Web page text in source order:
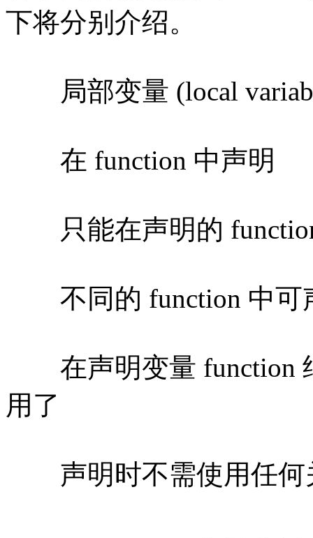
下将分别介绍。
局部变量 (local
在 function 中声明
只能在声明的 function
不同的 function 中可
在声明变量 function
用了
声明时不需使用任何